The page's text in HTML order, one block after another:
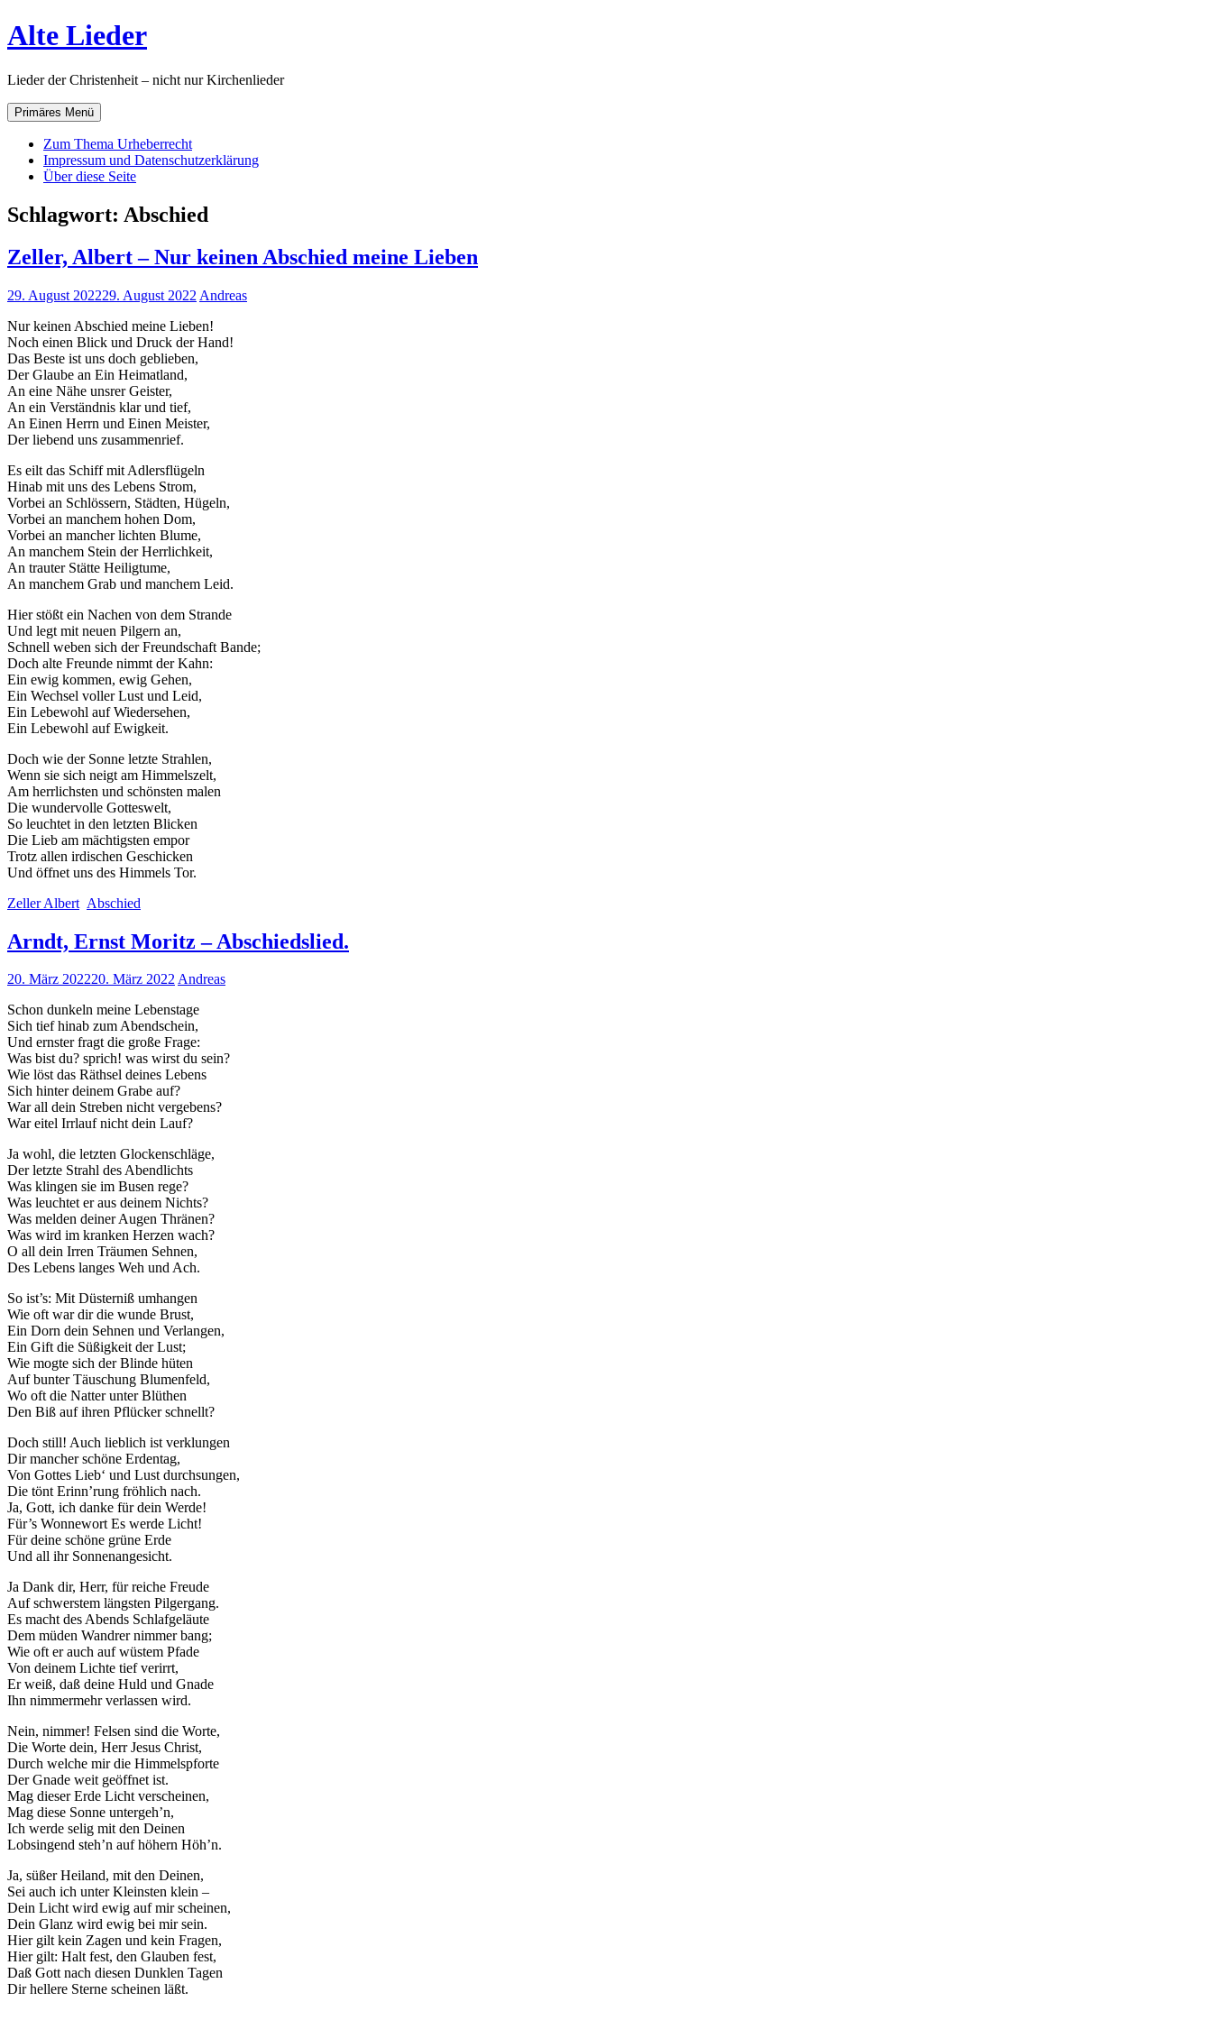
Zum
Inhalt
Alte Lieder
Lieder der Christenheit – nicht nur Kirchenlieder
Primäres Menü
Zum Thema Urheberrecht
Impressum und Datenschutzerklärung
Über diese Seite
Schlagwort: Abschied
Zeller, Albert – Nur keinen Abschied meine Lieben
29. August 202229. August 2022 Andreas
Nur keinen Abschied meine Lieben!
Noch einen Blick und Druck der Hand!
Das Beste ist uns doch geblieben,
Der Glaube an Ein Heimatland,
An eine Nähe unsrer Geister,
An ein Verständnis klar und tief,
An Einen Herrn und Einen Meister,
Der liebend uns zusammenrief.
Es eilt das Schiff mit Adlersflügeln
Hinab mit uns des Lebens Strom,
Vorbei an Schlössern, Städten, Hügeln,
Vorbei an manchem hohen Dom,
Vorbei an mancher lichten Blume,
An manchem Stein der Herrlichkeit,
An trauter Stätte Heiligtume,
An manchem Grab und manchem Leid.
Hier stößt ein Nachen von dem Strande
Und legt mit neuen Pilgern an,
Schnell weben sich der Freundschaft Bande;
Doch alte Freunde nimmt der Kahn:
Ein ewig kommen, ewig Gehen,
Ein Wechsel voller Lust und Leid,
Ein Lebewohl auf Wiedersehen,
Ein Lebewohl auf Ewigkeit.
Doch wie der Sonne letzte Strahlen,
Wenn sie sich neigt am Himmelszelt,
Am herrlichsten und schönsten malen
Die wundervolle Gotteswelt,
So leuchtet in den letzten Blicken
Die Lieb am mächtigsten empor
Trotz allen irdischen Geschicken
Und öffnet uns des Himmels Tor.
Zeller Albert Abschied
Arndt, Ernst Moritz – Abschiedslied.
20. März 202220. März 2022Andreas
Schon dunkeln meine Lebenstage
Sich tief hinab zum Abendschein,
Und ernster fragt die große Frage:
Was bist du? sprich! was wirst du sein?
Wie löst das Räthsel deines Lebens
Sich hinter deinem Grabe auf?
War all dein Streben nicht vergebens?
War eitel Irrlauf nicht dein Lauf?
Ja wohl, die letzten Glockenschläge,
Der letzte Strahl des Abendlichts
Was klingen sie im Busen rege?
Was leuchtet er aus deinem Nichts?
Was melden deiner Augen Thränen?
Was wird im kranken Herzen wach?
O all dein Irren Träumen Sehnen,
Des Lebens langes Weh und Ach.
So ist’s: Mit Düsterniß umhangen
Wie oft war dir die wunde Brust,
Ein Dorn dein Sehnen und Verlangen,
Ein Gift die Süßigkeit der Lust;
Wie mogte sich der Blinde hüten
Auf bunter Täuschung Blumenfeld,
Wo oft die Natter unter Blüthen
Den Biß auf ihren Pflücker schnellt?
Doch still! Auch lieblich ist verklungen
Dir mancher schöne Erdentag,
Von Gottes Lieb‘ und Lust durchsungen,
Die tönt Erinn’rung fröhlich nach.
Ja, Gott, ich danke für dein Werde!
Für’s Wonnewort Es werde Licht!
Für deine schöne grüne Erde
Und all ihr Sonnenangesicht.
Ja Dank dir, Herr, für reiche Freude
Auf schwerstem längsten Pilgergang.
Es macht des Abends Schlafgeläute
Dem müden Wandrer nimmer bang;
Wie oft er auch auf wüstem Pfade
Von deinem Lichte tief verirrt,
Er weiß, daß deine Huld und Gnade
Ihn nimmermehr verlassen wird.
Nein, nimmer! Felsen sind die Worte,
Die Worte dein, Herr Jesus Christ,
Durch welche mir die Himmelspforte
Der Gnade weit geöffnet ist.
Mag dieser Erde Licht verscheinen,
Mag diese Sonne untergeh’n,
Ich werde selig mit den Deinen
Lobsingend steh’n auf höhern Höh’n.
Ja, süßer Heiland, mit den Deinen,
Sei auch ich unter Kleinsten klein –
Dein Licht wird ewig auf mir scheinen,
Dein Glanz wird ewig bei mir sein.
Hier gilt kein Zagen und kein Fragen,
Hier gilt: Halt fest, den Glauben fest,
Daß Gott nach diesen Dunklen Tagen
Dir hellere Sterne scheinen läßt.
Notwendig
Diese
Cookies
sind nicht
optional.
benötigt,
damit die
Website
funktioniert.
Statistik
Cookies
können wir die
Funktionsweise
und Struktur
der Website
auf Basis der
Nutzung
verbessern.
Damit unsere
während
so gut wie
möglich
funktioniert.
Wenn Sie
diese Cookies
ablehnen,
verschwinden
einige
von der
Website.
Marketing
Indem Sie uns Ihre
Interessen und Ihr
Besuch unserer
Website mitteilen,
erhöhen Sie die
Wahrscheinlichkeit,
personalisierte
Inhalte und
Angebote zu sehen.